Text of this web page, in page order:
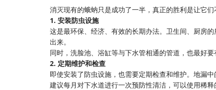
消灭现有的蛾蚋只是成功了一半，真正的胜利是让它
1. 安装防虫设施
这是最环保、经济、有效的长期办法。卫生间、厨房
出来。
同时，洗脸池、浴缸等与下水管相通的管道，也最好
2. 定期维护和检查
即使安装了防虫设施，也需要定期检查和维护。地漏
建议每月对下水道进行一次预防性清洁，可以使用稀